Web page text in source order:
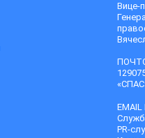
Вице-
PR-